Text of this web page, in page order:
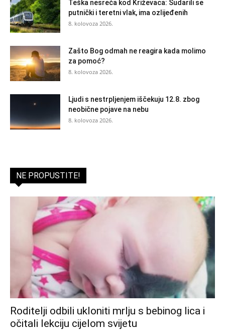
Teška nesreća kod Križevaca: Sudarili se
putnički i teretni vlak, ima ozlijeđenih
8. kolovoza 2026.
Zašto Bog odmah ne reagira kada molimo
za pomoć?
8. kolovoza 2026.
Ljudi s nestrpljenjem iščekuju 12.8. zbog
neobične pojave na nebu
8. kolovoza 2026.
NE PROPUSTITE!
Roditelji odbili ukloniti mrlju s bebinog lica i
očitali lekciju cijelom svijetu